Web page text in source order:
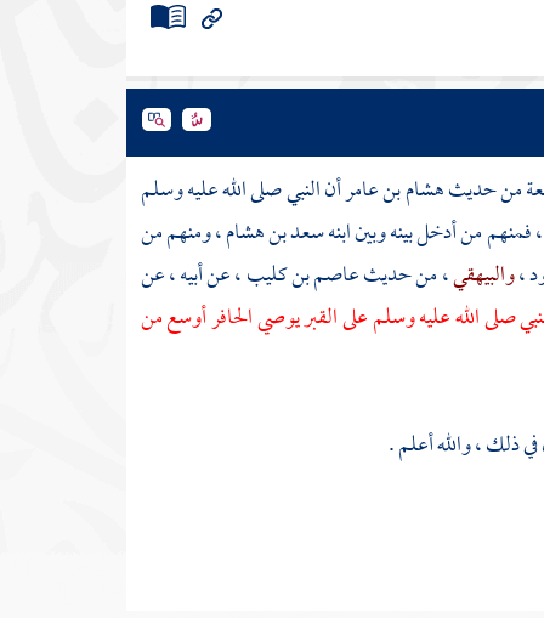
من حديثهشام بن عامرأن النبي صلى الله عليه وسلم
، فمنهم من أدخل بينه وبين ابنهسعد بن هشام، ومنهم من
،والبيهقي، من حديثعاصم بن كليب، عن أبيه ، عن
صلى الله عليه وسلم على القبر يوصي الحافر أوسع من
ذلك ، والله أعلم .